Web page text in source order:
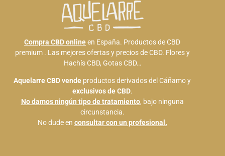
Compra CBD onlineen España. Productos de CBD
premium . Las mejores ofertas y precios de CBD. Flores y
Hachís CBD, Gotas CBD…
Aquelarre CBDvende productos derivados del Cáñamo y
exclusivos de CBD.
No damos ningún tipo de tratamiento, bajo ninguna
circunstancia.
No dude en consultar con un profesional.